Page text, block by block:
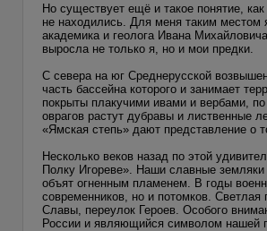
Но существует ещё и такое понятие,
не находились. Для меня таким местом
академика и геолога Ивана
выросла не только я, но и мои предки.
С севера на юг Среднерусской
часть бассейна которого и занимает
покрыты плакучими ивами и вербами,
оврагов растут дубравы и лиственные
«Ямская степь» дают представление
Несколько веков назад по этой
Полку Игореве». Наши славные
объят огненным пламенем. В годы
современников, но и потомков.
Славы, переулок Героев. Особого
России и являющийся символом нашей